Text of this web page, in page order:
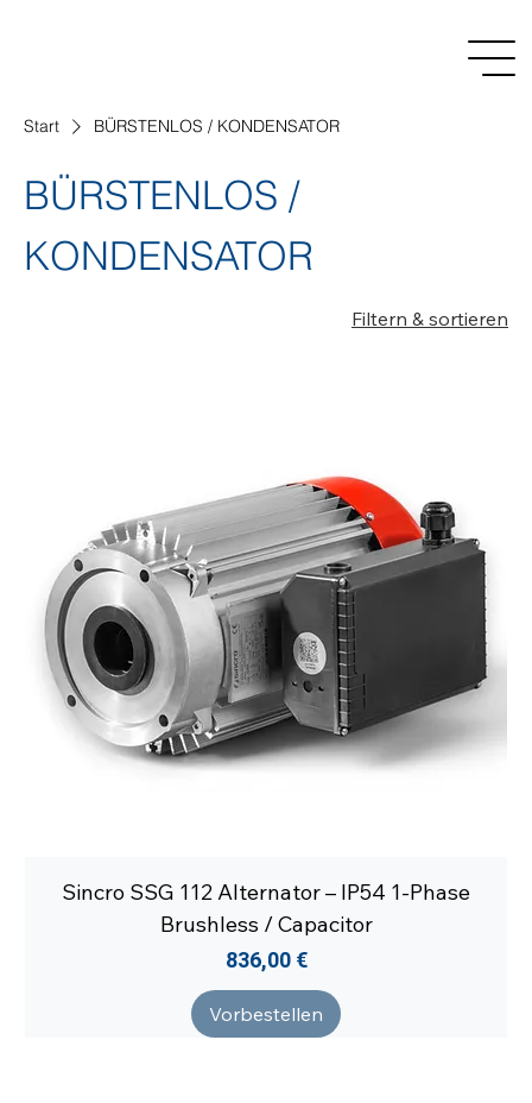
Start BÜRSTENLOS / KONDENSATOR
BÜRSTENLOS /
KONDENSATOR
Filtern & sortieren
Sincro SSG 112 Alternator – IP54 1-Phase
Brushless / Capacitor
Preis
836,00 €
Vorbestellen